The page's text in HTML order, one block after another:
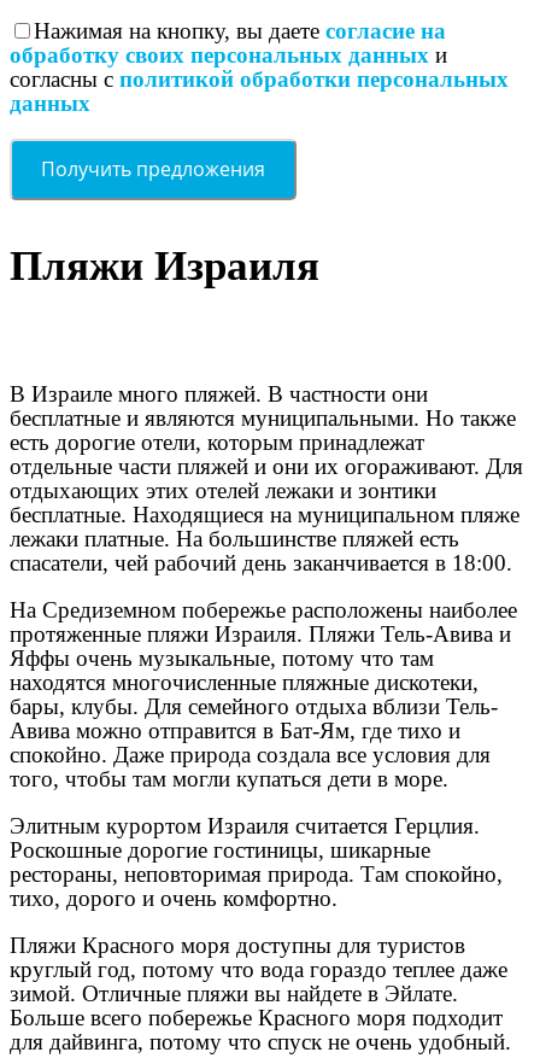
Нажимая на кнопку, вы даете согласие на
обработку своих персональных данных и
согласны с политикой обработки персональных
данных
Пляжи Израиля
В Израиле много пляжей. В частности они
бесплатные и являются муниципальными. Но также
есть дорогие отели, которым принадлежат
отдельные части пляжей и они их огораживают. Для
отдыхающих этих отелей лежаки и зонтики
бесплатные. Находящиеся на муниципальном пляже
лежаки платные. На большинстве пляжей есть
спасатели, чей рабочий день заканчивается в 18:00.
На Средиземном побережье расположены наиболее
протяженные пляжи Израиля. Пляжи Тель-Авива и
Яффы очень музыкальные, потому что там
находятся многочисленные пляжные дискотеки,
бары, клубы. Для семейного отдыха вблизи Тель-
Авива можно отправится в Бат-Ям, где тихо и
спокойно. Даже природа создала все условия для
того, чтобы там могли купаться дети в море.
Элитным курортом Израиля считается Герцлия.
Роскошные дорогие гостиницы, шикарные
рестораны, неповторимая природа. Там спокойно,
тихо, дорого и очень комфортно.
Пляжи Красного моря доступны для туристов
круглый год, потому что вода гораздо теплее даже
зимой. Отличные пляжи вы найдете в Эйлате.
Больше всего побережье Красного моря подходит
для дайвинга, потому что спуск не очень удобный.